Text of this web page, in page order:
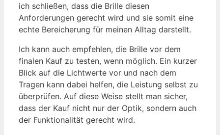
ich schließen, dass die Brille diesen
Anforderungen gerecht wird und sie somit eine
echte Bereicherung für meinen Alltag darstellt.
Ich kann auch empfehlen, die Brille vor dem
finalen Kauf zu testen, wenn möglich. Ein kurzer
Blick auf die Lichtwerte vor und nach dem
Tragen kann dabei helfen, die Leistung selbst zu
überprüfen. Auf diese Weise stellt man sicher,
dass der Kauf nicht nur der Optik, sondern auch
der Funktionalität gerecht wird.